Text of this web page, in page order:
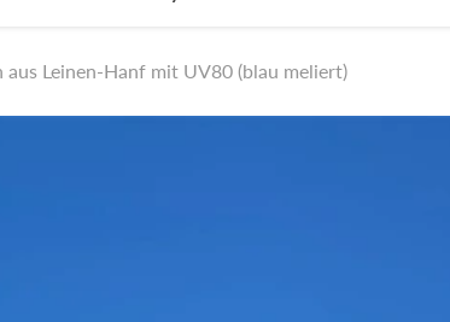
Leinen-Hanf mit UV80 (blau meliert)